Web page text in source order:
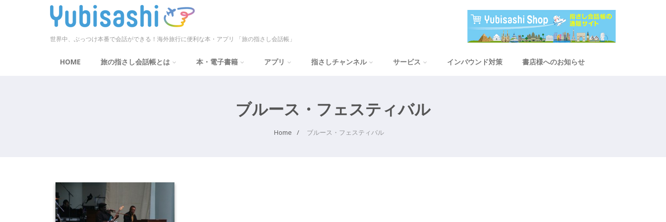
世界中、ぶっつけ本番で会話ができる！海外旅行に便利な本・アプリ 「旅の指さし会話帳」
HOME 旅の指さし会話帳とは 本・電子書籍 アプリ 指さしチャンネル サービス インバウンド対策 書店様へのお知らせ
ブルース・フェスティバル
Home ブルース・フェスティバル